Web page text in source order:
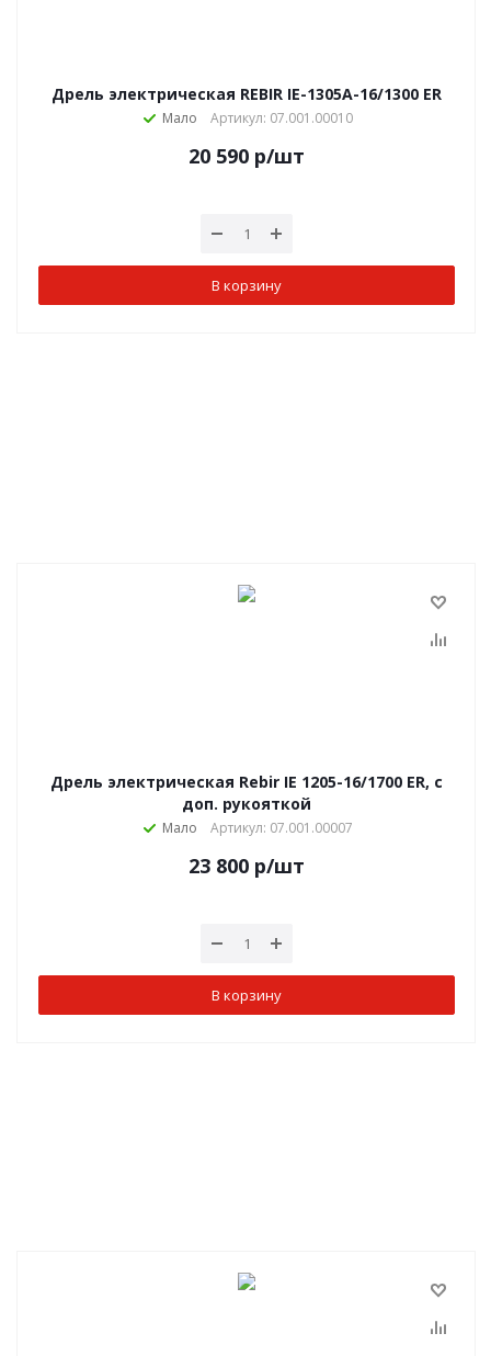
Дрель электрическая REBIR IE-1305А-16/1300 ER
Мало Артикул: 07.001.00010
20 590 р/шт
В корзину
Дрель электрическая Rebir IE 1205-16/1700 ЕR, с
доп. рукояткой
Мало Артикул: 07.001.00007
23 800 р/шт
В корзину